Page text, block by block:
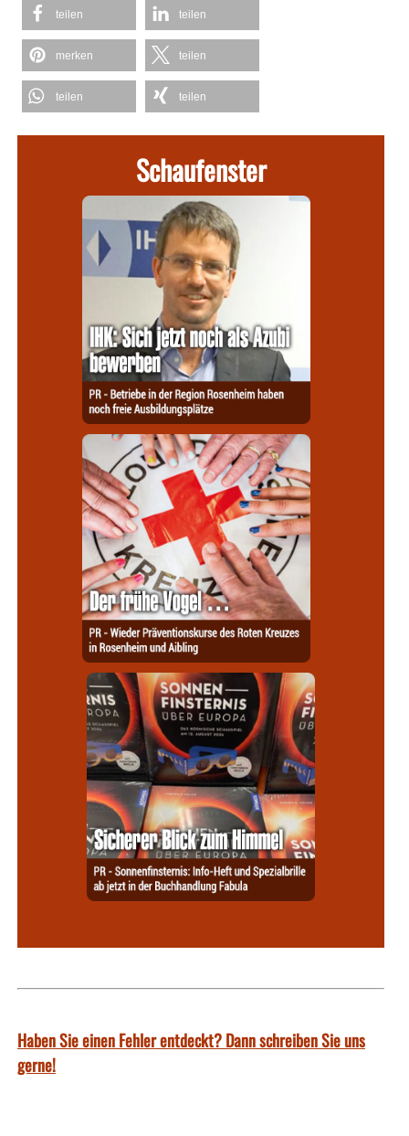
teilen teilen
merken teilen
teilen teilen
Schaufenster
Haben Sie einen Fehler entdeckt? Dann schreiben Sie uns
gerne!